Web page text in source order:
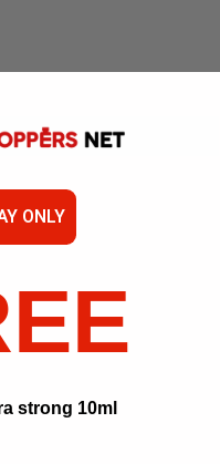
ONLY
strong 10ml